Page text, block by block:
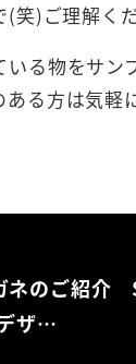
笑)ご理解くだ
いる物をサン
ある方は気軽
ネのご紹介
ザ…